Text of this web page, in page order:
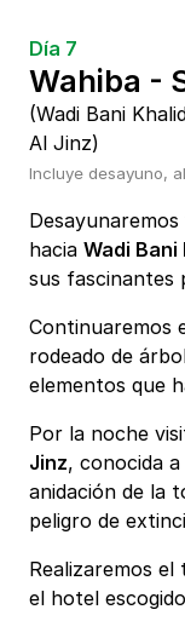
Día 7
Wahiba -
(Wadi Bani
Al Jinz)
Incluye desayuno,
hacia Wadi Bani
sus fascinantes
Continuaremos
rodeado de
elementos que
Por la noche
Jinz, conocida
anidación de la
peligro de
Realizaremos
el hotel